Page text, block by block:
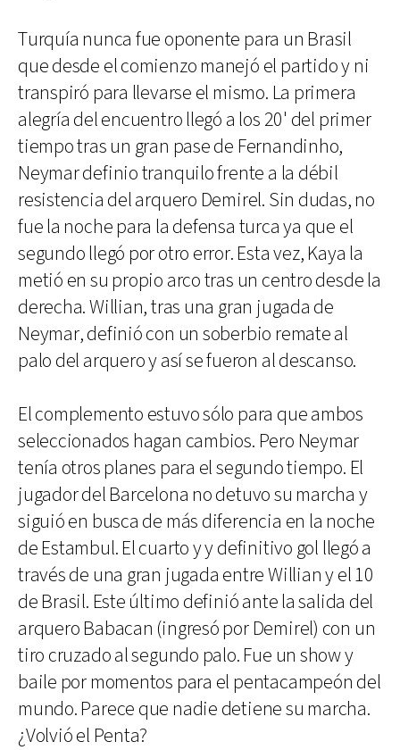
Turquía nunca fue oponente para un Brasil
que desde el comienzo manejó el partido y ni
transpiró para llevarse el mismo. La primera
alegría del encuentro llegó a los 20' del primer
tiempo tras un gran pase de Fernandinho,
Neymar definio tranquilo frente a la débil
resistencia del arquero Demirel. Sin dudas, no
fue la noche para la defensa turca ya que el
segundo llegó por otro error. Esta vez, Kaya la
metió en su propio arco tras un centro desde la
derecha. Willian, tras una gran jugada de
Neymar, definió con un soberbio remate al
palo del arquero y así se fueron al descanso.
El complemento estuvo sólo para que ambos
seleccionados hagan cambios. Pero Neymar
tenía otros planes para el segundo tiempo. El
jugador del Barcelona no detuvo su marcha y
siguió en busca de más diferencia en la noche
de Estambul. El cuarto y y definitivo gol llegó a
través de una gran jugada entre Willian y el 10
de Brasil. Este último definió ante la salida del
arquero Babacan (ingresó por Demirel) con un
tiro cruzado al segundo palo. Fue un show y
baile por momentos para el pentacampeón del
mundo. Parece que nadie detiene su marcha.
¿Volvió el Penta?